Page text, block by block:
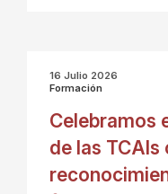
16 Julio 2026
Formación
Celebramos
de las TCAIs